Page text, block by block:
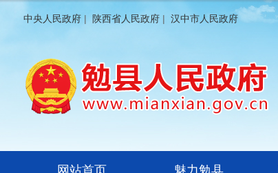
中央人民政府 | 陕西省人民政府 | 汉中市人民政府
网站首页 魅力勉县